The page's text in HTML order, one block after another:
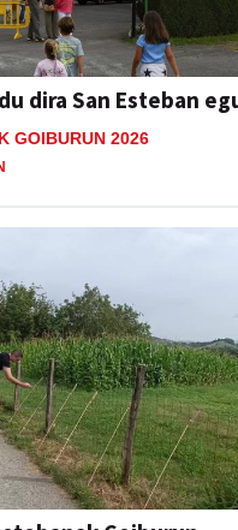
dira San Esteban
GOIBURUN 2026